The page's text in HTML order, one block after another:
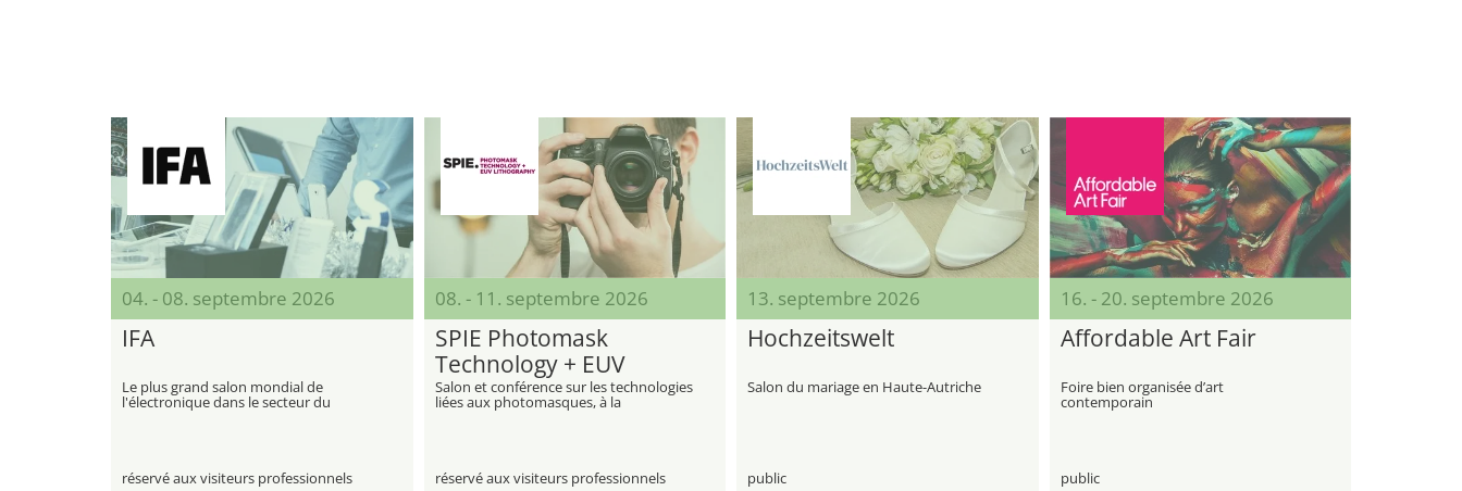
04. - 08. septembre 2026
IFA
Le plus grand salon mondial de
l'électronique dans le secteur du
divertissement et des appareils
réservé aux visiteurs professionnels
08. - 11. septembre 2026
SPIE Photomask
Technology + EUV
Lithography
Salon et conférence sur les technologies
liées aux photomasques, à la
lithographie EUV et aux procédés
réservé aux visiteurs professionnels
13. septembre 2026
Hochzeitswelt
Salon du mariage en Haute-Autriche
public
16. - 20. septembre 2026
Affordable Art Fair
Foire bien organisée d’art
contemporain
public